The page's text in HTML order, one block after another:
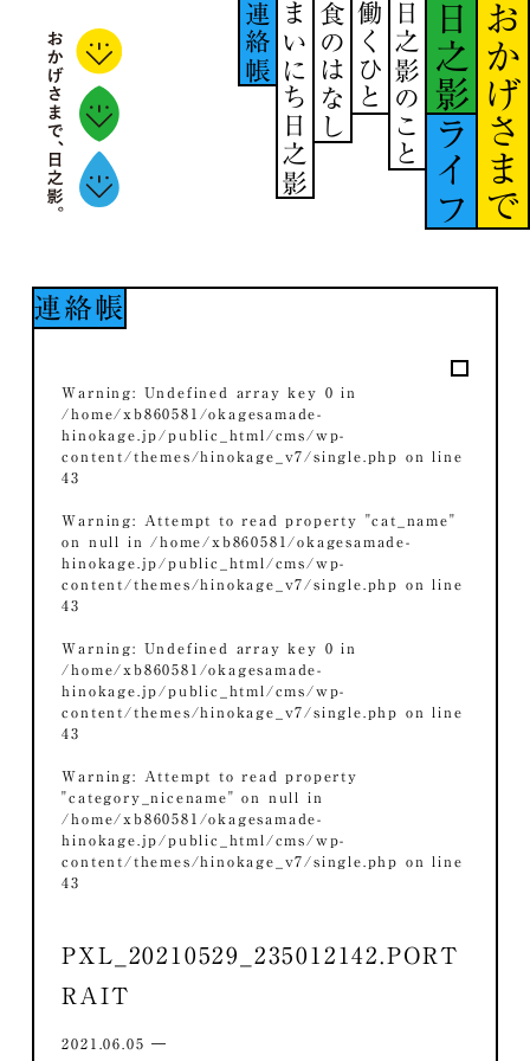
おかげさまで
日之影
ライフ
日之影のこと
働くひと
食のはなし
まいにち日之影
連絡帳
連絡帳
Warning: Undefined array key 0 in
/home/xb860581/okagesamade-
hinokage.jp/public_html/cms/wp-
content/themes/hinokage_v7/single.php
on line
43
Warning: Attempt to read property "cat_name"
on null in /home/xb860581/okagesamade-
hinokage.jp/public_html/cms/wp-
content/themes/hinokage_v7/single.php
on line
43
Warning: Undefined array key 0 in
/home/xb860581/okagesamade-
hinokage.jp/public_html/cms/wp-
content/themes/hinokage_v7/single.php
on line
43
Warning: Attempt to read property
"category_nicename" on null in
/home/xb860581/okagesamade-
hinokage.jp/public_html/cms/wp-
content/themes/hinokage_v7/single.php
on line
43
PXL_20210529_235012142.PORT
RAIT
2021.06.05 ―